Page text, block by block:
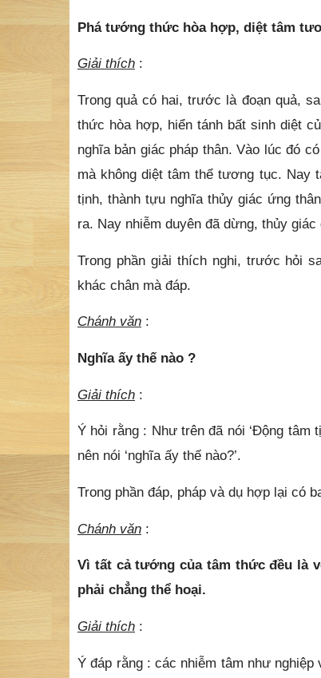
Phá tướng thức hòa hợp, diệt tâm
Giải thích :
Trong quả có hai, trước là đoạn quả,
thức hòa hợp, hiển tánh bất sinh diệt
nghĩa bản giác pháp thân. Vào lúc đó
mà không diệt tâm thể tương tục. Nay
tịnh, thành tựu nghĩa thủy giác ứng
ra. Nay nhiễm duyên đã dừng, thủy giác
Trong phần giải thích nghi, trước hỏi
khác chân mà đáp.
Chánh văn :
Nghĩa ấy thế nào ?
Giải thích :
Ý hỏi rằng : Như trên đã nói ‘Động tâm
nên nói ‘nghĩa ấy thế nào?’.
Trong phần đáp, pháp và dụ hợp lại có
Chánh văn :
Vì tất cả tướng của tâm thức đều là
phải chẳng thể hoại.
Giải thích :
Ý đáp rằng : các nhiễm tâm như